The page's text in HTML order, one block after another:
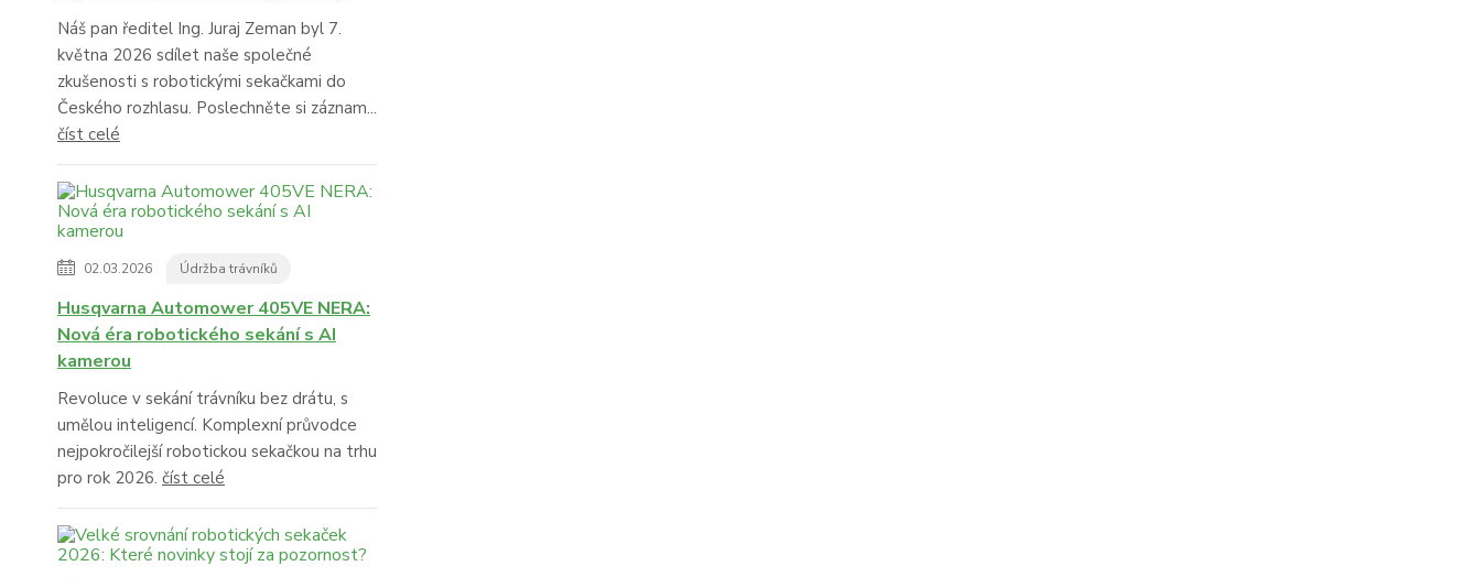
Náš pan ředitel Ing. Juraj Zeman byl 7.
května 2026 sdílet naše společné
zkušenosti s robotickými sekačkami do
Českého rozhlasu. Poslechněte si záznam...
číst celé
02.03.2026 Údržba trávníků
Husqvarna Automower 405VE NERA:
Nová éra robotického sekání s AI
kamerou
Revoluce v sekání trávníku bez drátu, s
umělou inteligencí. Komplexní průvodce
nejpokročilejší robotickou sekačkou na trhu
pro rok 2026. číst celé